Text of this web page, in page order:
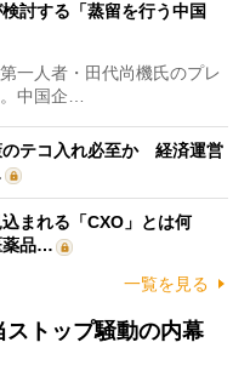
討する「蒸留を行う中国
一人者・田代尚機氏のプレ
。中国企…
のテコ入れ必至か 経済運営
まれる「CXO」とは何
薬品…
一覧を見る
ストップ騒動の内幕